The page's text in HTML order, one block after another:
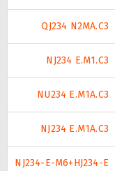
QJ234 N2MA.C3
NJ234 E.M1.C3
NU234 E.M1A.C3
NJ234 E.M1A.C3
NJ234-E-M6+HJ234-E